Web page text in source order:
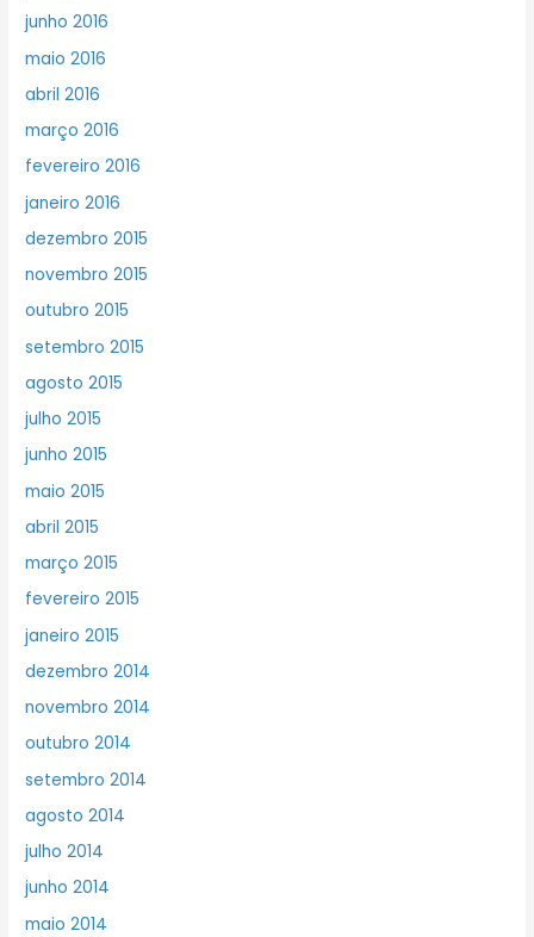
junho 2016
maio 2016
abril 2016
março 2016
fevereiro 2016
janeiro 2016
dezembro 2015
novembro 2015
outubro 2015
setembro 2015
agosto 2015
julho 2015
junho 2015
maio 2015
abril 2015
março 2015
fevereiro 2015
janeiro 2015
dezembro 2014
novembro 2014
outubro 2014
setembro 2014
agosto 2014
julho 2014
junho 2014
maio 2014